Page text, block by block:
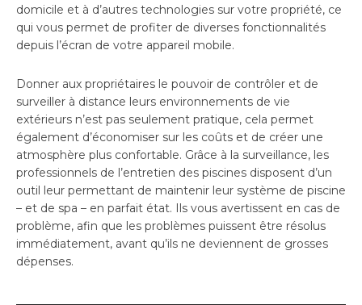
domicile et à d’autres technologies sur votre propriété, ce
qui vous permet de profiter de diverses fonctionnalités
depuis l’écran de votre appareil mobile.
Donner aux propriétaires le pouvoir de contrôler et de
surveiller à distance leurs environnements de vie
extérieurs n’est pas seulement pratique, cela permet
également d’économiser sur les coûts et de créer une
atmosphère plus confortable. Grâce à la surveillance, les
professionnels de l’entretien des piscines disposent d’un
outil leur permettant de maintenir leur système de piscine
– et de spa – en parfait état. Ils vous avertissent en cas de
problème, afin que les problèmes puissent être résolus
immédiatement, avant qu’ils ne deviennent de grosses
dépenses.